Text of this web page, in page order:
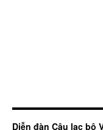
Diễn đàn Câu lạc bộ